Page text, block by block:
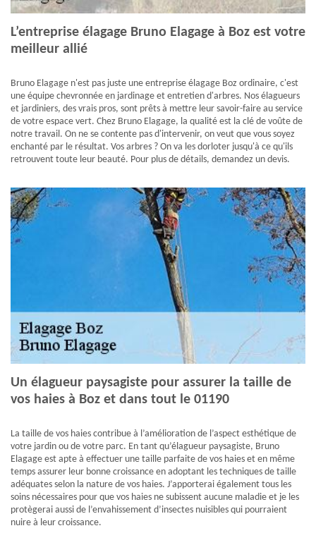
L’entreprise élagage Bruno Elagage à Boz est votre
meilleur allié
Bruno Elagage n'est pas juste une entreprise élagage Boz ordinaire, c'est
une équipe chevronnée en jardinage et entretien d'arbres. Nos élagueurs
et jardiniers, des vrais pros, sont prêts à mettre leur savoir-faire au service
de votre espace vert. Chez Bruno Elagage, la qualité est la clé de voûte de
notre travail. On ne se contente pas d'intervenir, on veut que vous soyez
enchanté par le résultat. Vos arbres ? On va les dorloter jusqu'à ce qu'ils
retrouvent toute leur beauté. Pour plus de détails, demandez un devis.
Un élagueur paysagiste pour assurer la taille de
vos haies à Boz et dans tout le 01190
La taille de vos haies contribue à l’amélioration de l’aspect esthétique de
votre jardin ou de votre parc. En tant qu’élagueur paysagiste, Bruno
Elagage est apte à effectuer une taille parfaite de vos haies et en même
temps assurer leur bonne croissance en adoptant les techniques de taille
adéquates selon la nature de vos haies. J’apporterai également tous les
soins nécessaires pour que vos haies ne subissent aucune maladie et je les
protègerai aussi de l’envahissement d’insectes nuisibles qui pourraient
nuire à leur croissance.